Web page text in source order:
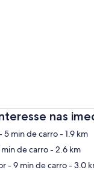
Mapa
nas
5 min de carro- 1.9 km
de carro- 2.6 km
- 9 min de carro- 3.0